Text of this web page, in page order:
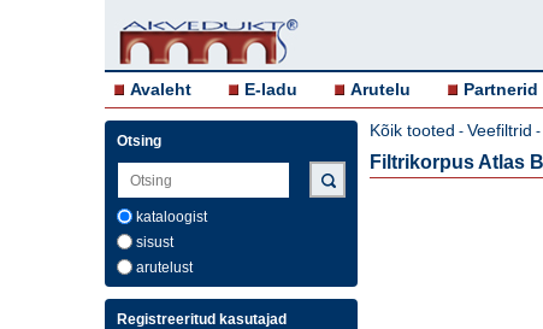
Avaleht E-ladu Arutelu Partnerid
Otsing
kataloogist
sisust
arutelust
Registreeritud kasutajad
Kõik tooted - Veefiltrid -
Filtrikorpus Atlas